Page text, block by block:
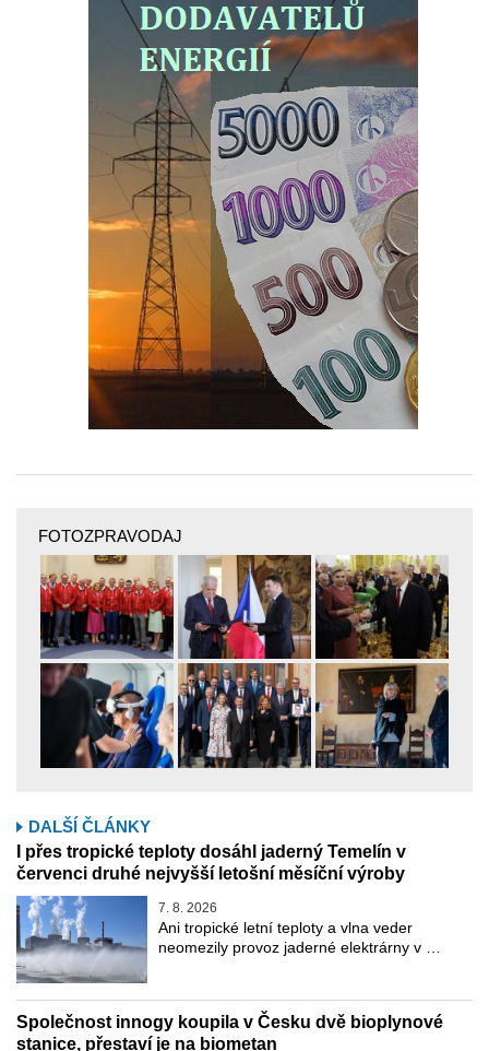
FOTOZPRAVODAJ
DALŠÍ ČLÁNKY
I přes tropické teploty dosáhl jaderný Temelín v
červenci druhé nejvyšší letošní měsíční výroby
7. 8. 2026
Ani tropické letní teploty a vlna veder
neomezily provoz jaderné elektrárny v …
Společnost innogy koupila v Česku dvě bioplynové
stanice, přestaví je na biometan